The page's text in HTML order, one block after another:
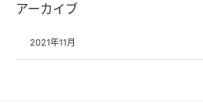
アーカイブ
2021年11月